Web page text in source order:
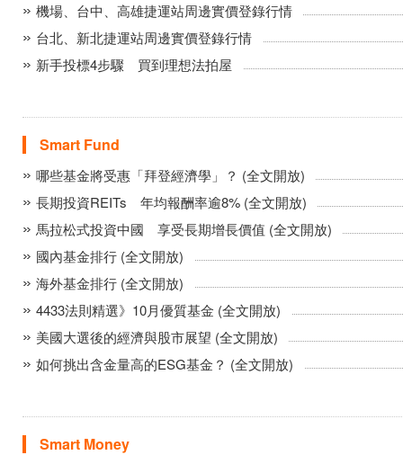
機場、台中、高雄捷運站周邊實價登錄行情
台北、新北捷運站周邊實價登錄行情
新手投標4步驟 買到理想法拍屋
Smart Fund
哪些基金將受惠「拜登經濟學」？ (全文開放)
長期投資REITs 年均報酬率逾8% (全文開放)
馬拉松式投資中國 享受長期增長價值 (全文開放)
國內基金排行 (全文開放)
海外基金排行 (全文開放)
4433法則精選》10月優質基金 (全文開放)
美國大選後的經濟與股市展望 (全文開放)
如何挑出含金量高的ESG基金？ (全文開放)
Smart Money